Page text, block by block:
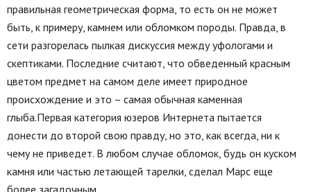
правильная геометрическая форма, то есть он не может
быть, к примеру, камнем или обломком породы. Правда, в
сети разгорелась пылкая дискуссия между уфологами и
скептиками. Последние считают, что обведенный красным
цветом предмет на самом деле имеет природное
происхождение и это – самая обычная каменная
глыба.Первая категория юзеров Интернета пытается
донести до второй свою правду, но это, как всегда, ни к
чему не приведет. В любом случае обломок, будь он куском
камня или частью летающей тарелки, сделал Марс еще
более загадочным.